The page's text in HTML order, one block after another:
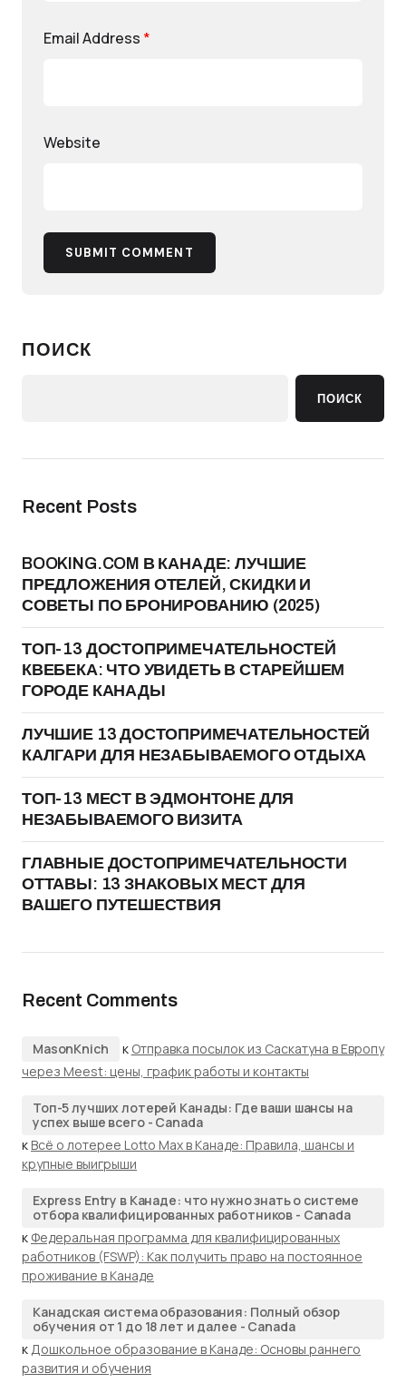
Email Address *
Website
SUBMIT COMMENT
ПОИСК
ПОИСК
Recent Posts
BOOKING.COM В КАНАДЕ: ЛУЧШИЕ
ПРЕДЛОЖЕНИЯ ОТЕЛЕЙ, СКИДКИ И
СОВЕТЫ ПО БРОНИРОВАНИЮ (2025)
ТОП-13 ДОСТОПРИМЕЧАТЕЛЬНОСТЕЙ
КВЕБЕКА: ЧТО УВИДЕТЬ В СТАРЕЙШЕМ
ГОРОДЕ КАНАДЫ
ЛУЧШИЕ 13 ДОСТОПРИМЕЧАТЕЛЬНОСТЕЙ
КАЛГАРИ ДЛЯ НЕЗАБЫВАЕМОГО ОТДЫХА
ТОП-13 МЕСТ В ЭДМОНТОНЕ ДЛЯ
НЕЗАБЫВАЕМОГО ВИЗИТА
ГЛАВНЫЕ ДОСТОПРИМЕЧАТЕЛЬНОСТИ
ОТТАВЫ: 13 ЗНАКОВЫХ МЕСТ ДЛЯ
ВАШЕГО ПУТЕШЕСТВИЯ
Recent Comments
MasonKnich к Отправка посылок из Саскатуна в Европу
через Meest: цены, график работы и контакты
Топ-5 лучших лотерей Канады: Где ваши шансы на
успех выше всего - Canada
к Всё о лотерее Lotto Max в Канаде: Правила, шансы и
крупные выигрыши
Express Entry в Канаде: что нужно знать о системе
отбора квалифицированных работников - Canada
к Федеральная программа для квалифицированных
работников (FSWP): Как получить право на постоянное
проживание в Канаде
Канадская система образования: Полный обзор
обучения от 1 до 18 лет и далее - Canada
к Дошкольное образование в Канаде: Основы раннего
развития и обучения